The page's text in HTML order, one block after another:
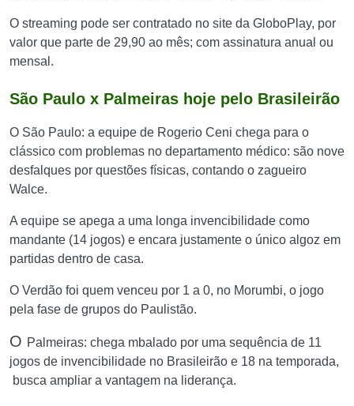
O streaming pode ser contratado no site da GloboPlay, por
valor que parte de 29,90 ao mês; com assinatura anual ou
mensal.
São Paulo x Palmeiras hoje pelo Brasileirão
O São Paulo: a equipe de Rogerio Ceni chega para o
clássico com problemas no departamento médico: são nove
desfalques por questões físicas, contando o zagueiro
Walce.
A equipe se apega a uma longa invencibilidade como
mandante (14 jogos) e encara justamente o único algoz em
partidas dentro de casa.
O Verdão foi quem venceu por 1 a 0, no Morumbi, o jogo
pela fase de grupos do Paulistão.
O Palmeiras: chega mbalado por uma sequência de 11
jogos de invencibilidade no Brasileirão e 18 na temporada,
busca ampliar a vantagem na liderança.